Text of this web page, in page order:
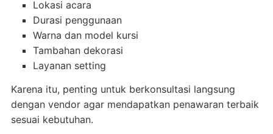
Lokasi acara
Durasi penggunaan
Warna dan model kursi
Tambahan dekorasi
Layanan setting
Karena itu, penting untuk berkonsultasi langsung
dengan vendor agar mendapatkan penawaran terbaik
sesuai kebutuhan.